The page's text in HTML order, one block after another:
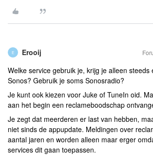
E Erooij
Welke service gebruik je, krijg je alleen steeds
Sonos? Gebruik je soms Sonosradio?
Je kunt ook kiezen voor Juke of TuneIn oid.
aan het begin een reclameboodschap
Je zegt dat meerderen er last van hebben,
niet sinds de appupdate. Meldingen over
aantal jaren en worden alleen maar erger
services dit gaan toepassen.